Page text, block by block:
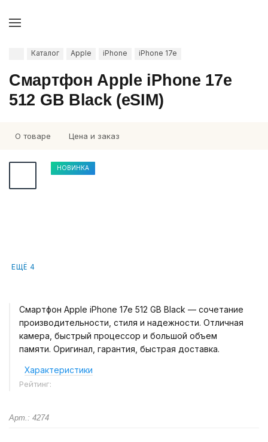
Каталог Apple iPhone iPhone 17e
Смартфон Apple iPhone 17e
512 GB Black (eSIM)
О товаре Цена и заказ
ЕЩЁ 4
НОВИНКА
Смартфон Apple iPhone 17e 512 GB Black — сочетание
производительности, стиля и надежности. Отличная
камера, быстрый процессор и большой объем
памяти. Оригинал, гарантия, быстрая доставка.
Характеристики
Рейтинг:
Арт.: 4274